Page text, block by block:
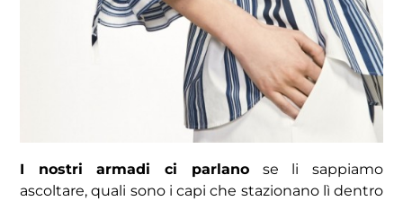
I nostri armadi ci parlanose li sappiamo
ascoltare, quali sono i capi che stazionano lì dentro